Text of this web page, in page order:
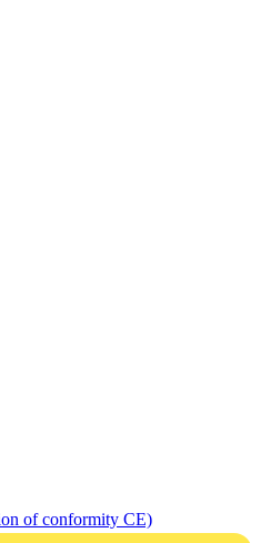
of conformity CE)